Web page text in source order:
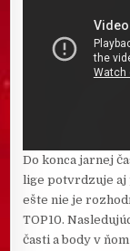
Do konca jarnej
lige potvrdzuje aj
ešte nie je
TOP10.
časti a body v